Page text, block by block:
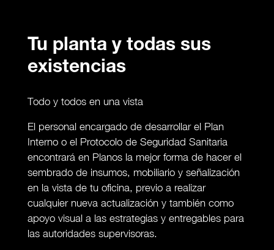
Tu planta y todas sus
existencias
Todo y todos en una vista
El personal encargado de desarrollar el Plan
Interno o el Protocolo de Seguridad Sanitaria
encontrará en Planos la mejor forma de hacer el
sembrado de insumos, mobiliario y señalización
en la vista de tu oficina, previo a realizar
cualquier nueva actualización y también como
apoyo visual a las estrategias y entregables para
las autoridades supervisoras.